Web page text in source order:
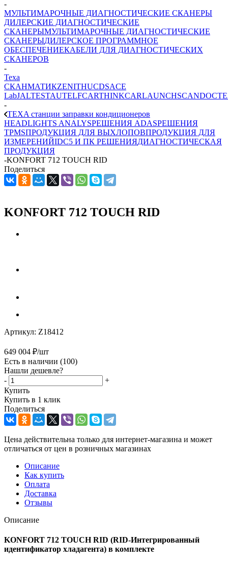
-
МУЛЬТИМАРОЧНЫЕ ДИАГНОСТИЧЕСКИЕ СКАНЕРЫ
ДИЛЕРСКИЕ ДИАГНОСТИЧЕСКИЕ
СКАНЕРЫМУЛЬТИМАРОЧНЫЕ ДИАГНОСТИЧЕСКИЕ
СКАНЕРЫДИЛЕРСКОЕ ПРОГРАММНОЕ
ОБЕСПЕЧЕНИЕКАБЕЛИ ДЛЯ ДИАГНОСТИЧЕСКИХ
СКАНЕРОВ
-
Texa
СКАНМАТИКZENITHUCDSACE
LabJALTESTAUTELFCARTHINKCARLAUNCHSCANDOC
-
TEXA станции заправки кондиционеров
HEADLIGHTS ANALYSРЕШЕНИЯ ADASРЕШЕНИЯ
TPMSПРОДУКЦИЯ ДЛЯ ВЫХЛОПОВПРОДУКЦИЯ ДЛЯ
ИЗМЕРЕНИЙIDC5 И ПК РЕШЕНИЯДИАГНОСТИЧЕСКАЯ
ПРОДУКЦИЯ
-KONFORT 712 TOUCH RID
Поделиться
KONFORT 712 TOUCH RID
Артикул: Z18412
649 004 ₽/шт
Есть в наличии (100)
Нашли дешевле?
-
+
Купить
Купить в 1 клик
Поделиться
Цена действительна только для интернет-магазина и может
отличаться от цен в розничных магазинах
Описание
Как купить
Оплата
Доставка
Отзывы
Описание
KONFORT 712 TOUCH RID (RID-Интегрированный
идентификатор хладагента) в комплекте